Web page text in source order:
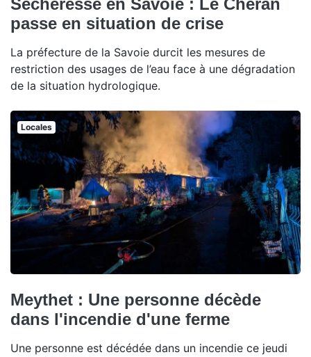
Sécheresse en Savoie : Le Chéran
passe en situation de crise
La préfecture de la Savoie durcit les mesures de
restriction des usages de l’eau face à une dégradation
de la situation hydrologique.
Locales
Meythet : Une personne décède
dans l'incendie d'une ferme
Une personne est décédée dans un incendie ce jeudi